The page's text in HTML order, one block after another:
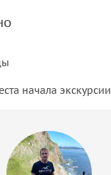
начала экскурсии